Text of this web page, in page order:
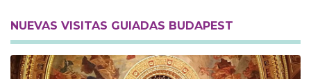
NUEVAS VISITAS GUIADAS BUDAPEST